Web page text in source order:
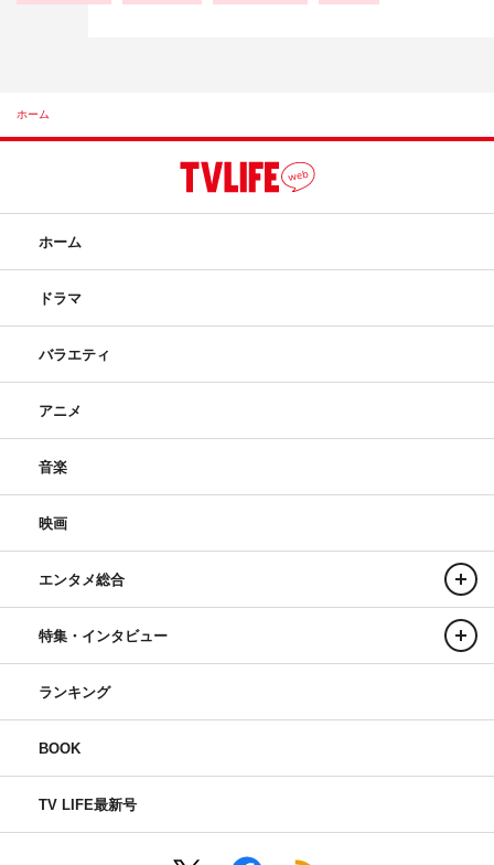
ホーム
ホーム
ドラマ
バラエティ
アニメ
音楽
映画
エンタメ総合
特集・インタビュー
ランキング
BOOK
TV LIFE最新号